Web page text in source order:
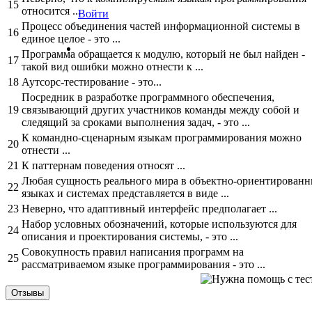
Войти
15
относится ...
16
Процесс объединения частей информационной системы в
единое целое - это ...
17
Программа обращается к модулю, который не был найден -
такой вид ошибки можно отнести к ...
18 Аутсорс-тестирование - это...
19
Посредник в разработке программного обеспечения,
связывающий других участников команды между собой и
следящий за сроками выполнения задач, - это ...
20
К командно-сценарным языкам программирования можно
отнести ...
21 К паттернам поведения относят ...
22
Любая сущность реального мира в объектно-
языках и системах представляется в виде ...
23 Неверно, что адаптивный интерфейс предполагает ...
24
Набор условных обозначений, которые используются для
описания и проектирования системы, - это ...
25
Совокупность правил написания программ на
рассматриваемом языке программирования - это ...
Отзывы